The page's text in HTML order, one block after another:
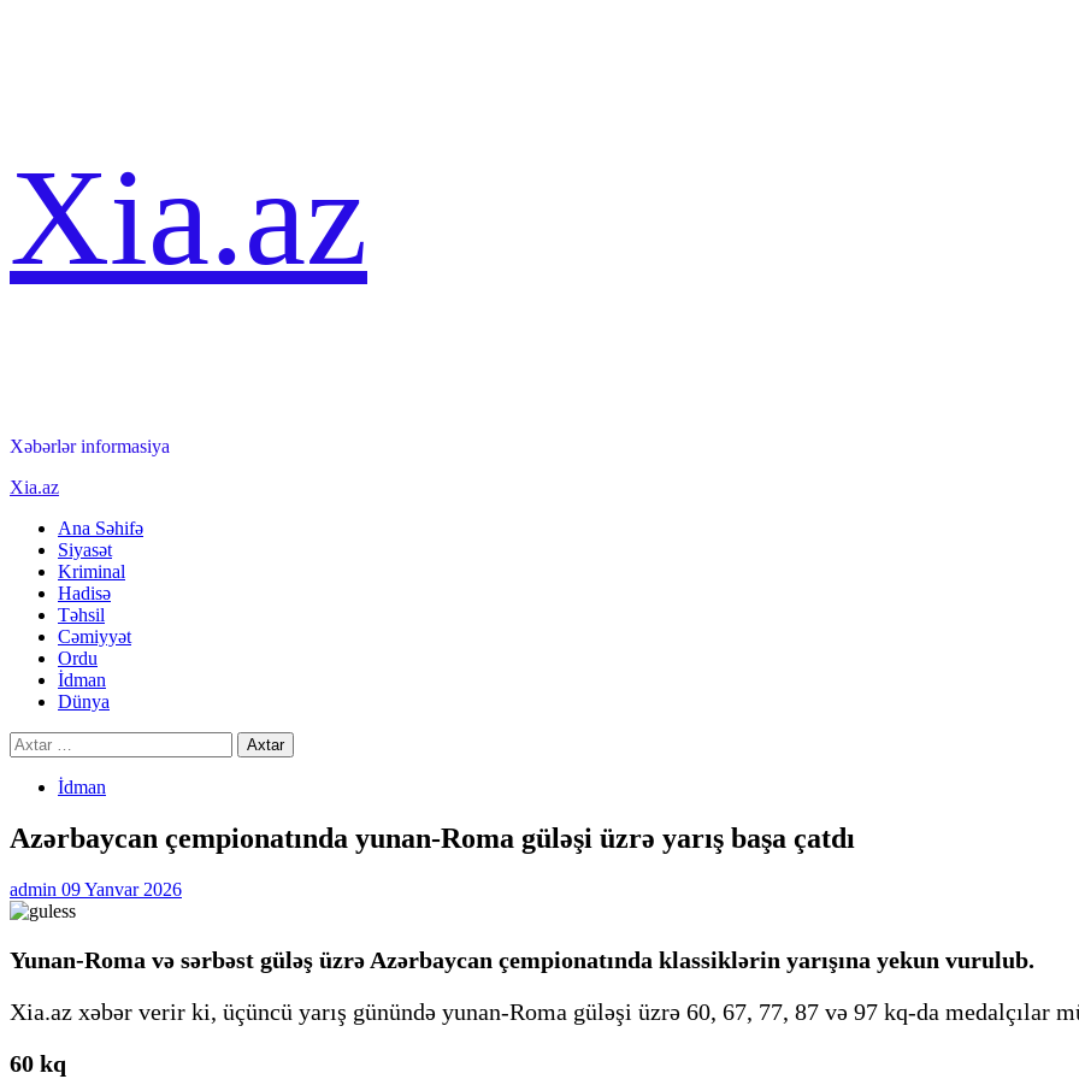
to
content
Xia.az
Xəbərlər informasiya
Primary
Xia.az
Ana Səhifə
Siyasət
Kriminal
Hadisə
Təhsil
Cəmiyyət
Ordu
İdman
Dünya
Axtarış:
İdman
Azərbaycan çempionatında yunan-Roma güləşi üzrə yarış başa çatdı
admin 09 Yanvar 2026
Yunan-Roma və sərbəst güləş üzrə Azərbaycan çempionatında klassiklərin yarışına yekun vurulub.
Xia.az xəbər verir ki, üçüncü yarış günündə yunan-Roma güləşi üzrə 60, 67, 77, 87 və 97 kq-da medalçılar
60 kq